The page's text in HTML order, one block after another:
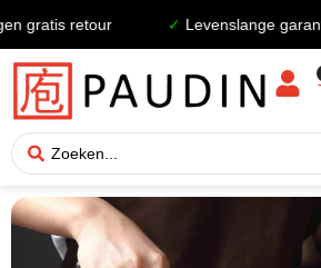
retour Levenslange garantie